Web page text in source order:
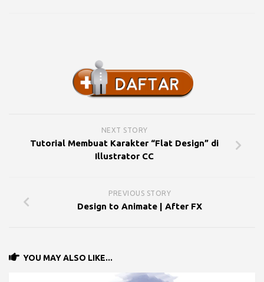
NEXT STORY
Tutorial Membuat Karakter “Flat Design” di
Illustrator CC
PREVIOUS STORY
Design to Animate | After FX
YOU MAY ALSO LIKE...